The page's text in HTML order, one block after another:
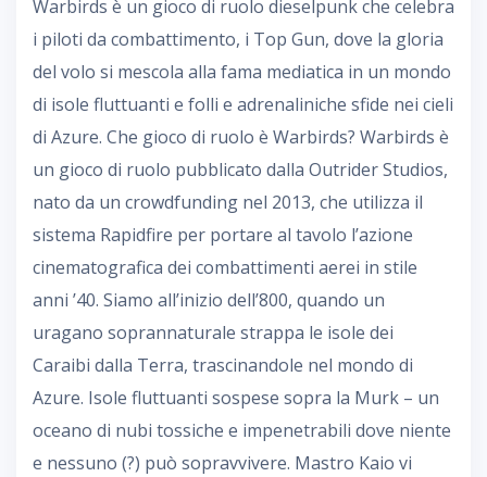
Warbirds è un gioco di ruolo dieselpunk che celebra
i piloti da combattimento, i Top Gun, dove la gloria
del volo si mescola alla fama mediatica in un mondo
di isole fluttuanti e folli e adrenaliniche sfide nei cieli
di Azure. Che gioco di ruolo è Warbirds? Warbirds è
un gioco di ruolo pubblicato dalla Outrider Studios,
nato da un crowdfunding nel 2013, che utilizza il
sistema Rapidfire per portare al tavolo l’azione
cinematografica dei combattimenti aerei in stile
anni ’40. Siamo all’inizio dell’800, quando un
uragano soprannaturale strappa le isole dei
Caraibi dalla Terra, trascinandole nel mondo di
Azure. Isole fluttuanti sospese sopra la Murk – un
oceano di nubi tossiche e impenetrabili dove niente
e nessuno (?) può sopravvivere. Mastro Kaio vi